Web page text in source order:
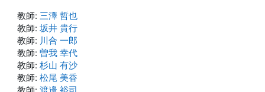
教師: 三澤 哲也
教師: 坂井 貴行
教師: 川合 一郎
教師: 曽我 幸代
教師: 杉山 有沙
教師: 松尾 美香